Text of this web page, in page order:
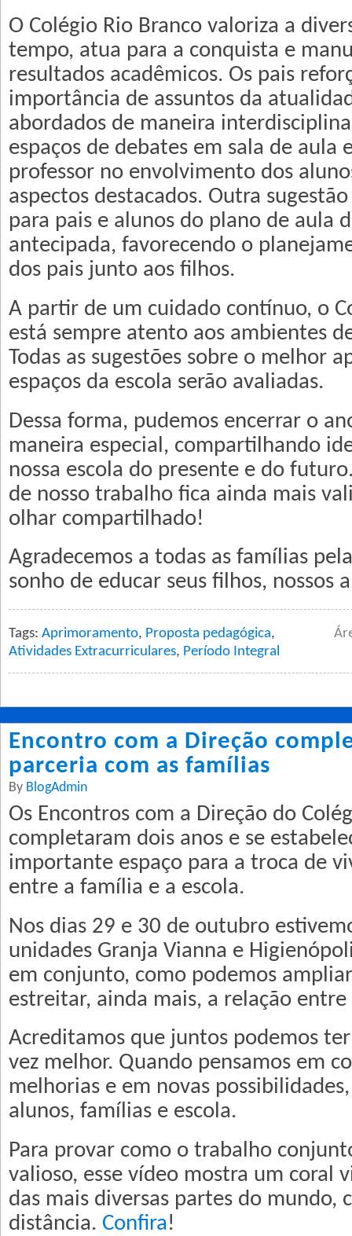
O Colégio Rio Branco valoriza a
tempo, atua para a conquista e
resultados acadêmicos. Os pais
importância de assuntos da
abordados de maneira
espaços de debates em sala de aula
professor no envolvimento dos
aspectos destacados. Outra
para pais e alunos do plano de aula
antecipada, favorecendo o
dos pais junto aos filhos.
A partir de um cuidado contínuo, o
está sempre atento aos ambientes
Todas as sugestões sobre o melhor
espaços da escola serão avaliadas.
Dessa forma, pudemos encerrar o
maneira especial, compartilhando
nossa escola do presente e do
de nosso trabalho fica ainda mais
olhar compartilhado!
Agradecemos a todas as famílias
sonho de educar seus filhos, nossos
Tags: Aprimoramento, Proposta pedagógica,
Atividades Extracurriculares, Período Integral
Encontro com a Direção
parceria com as famílias
By BlogAdmin
Os Encontros com a Direção do
completaram dois anos e se
importante espaço para a troca de
entre a família e a escola.
Nos dias 29 e 30 de outubro
unidades Granja Vianna e
em conjunto, como podemos
estreitar, ainda mais, a relação
Acreditamos que juntos podemos
vez melhor. Quando pensamos em
melhorias e em novas
alunos, famílias e escola.
Para provar como o trabalho
valioso, esse vídeo mostra um coral
das mais diversas partes do mundo,
distância. Confira!